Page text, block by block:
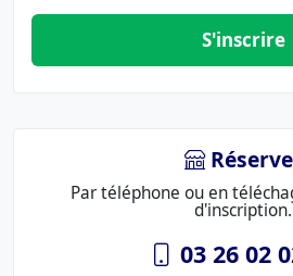
S'inscrire
Par téléphone ou en
d'inscription.
03 26 02